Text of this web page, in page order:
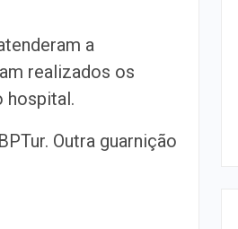
a
realizados os
hospital.
Outra guarnição
Governo alerta para